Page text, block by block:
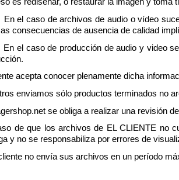
es rediseñar, o restaurar la imagen y toma
caso de archivos de audio o vídeo
consecuencias de ausencia de calidad
caso de producción de audio y video se
acepta conocer plenamente dicha
enviamos sólo productos terminados no
se obliga a realizar una revisión
de que los archivos de EL CLIENTE no
y no se responsabiliza por errores de
no envía sus archivos en un período